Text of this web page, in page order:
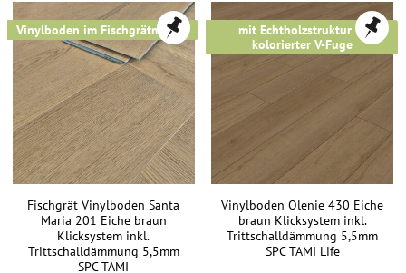
Klartext
heißt
das:
Sie
laufen
über
den
Boden
und
dieser
gibt
Vinylboden im Fischgrätmuster
Fischgrät Vinylboden Santa
Maria 201 Eiche braun
Klicksystem inkl.
Trittschalldämmung 5,5mm
SPC TAMI
mit Echtholzstruktur &
kolorierter V-Fuge
Vinylboden Olenie 430 Eiche
braun Klicksystem inkl.
Trittschalldämmung 5,5mm
SPC TAMI Life